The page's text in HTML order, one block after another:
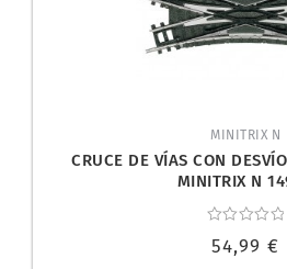
MINITRIX N
CRUCE DE VÍAS CON
MINITRIX N
con
54,99 €